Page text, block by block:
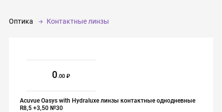
Оптика Контактные линзы
Acuvue Oasys with Hydraluxe линзы контактные однодневные
R8,5 +3,50 №30
0.00